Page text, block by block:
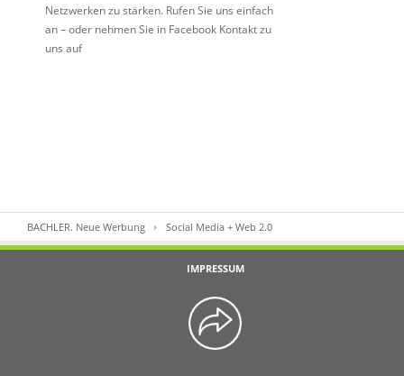
Netzwerken zu stärken. Rufen Sie uns einfach
an – oder nehmen Sie in Facebook Kontakt zu
uns auf
BACHLER. Neue Werbung Social Media + Web 2.0
IMPRESSUM